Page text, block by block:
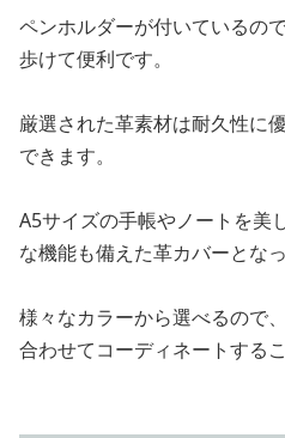
ペンホルダーが付いているの
歩けて便利です。
厳選された革素材は耐久性に
できます。
A5サイズの手帳やノートを美
な機能も備えた革カバーとなっ
様々なカラーから選べるので
合わせてコーディネートする